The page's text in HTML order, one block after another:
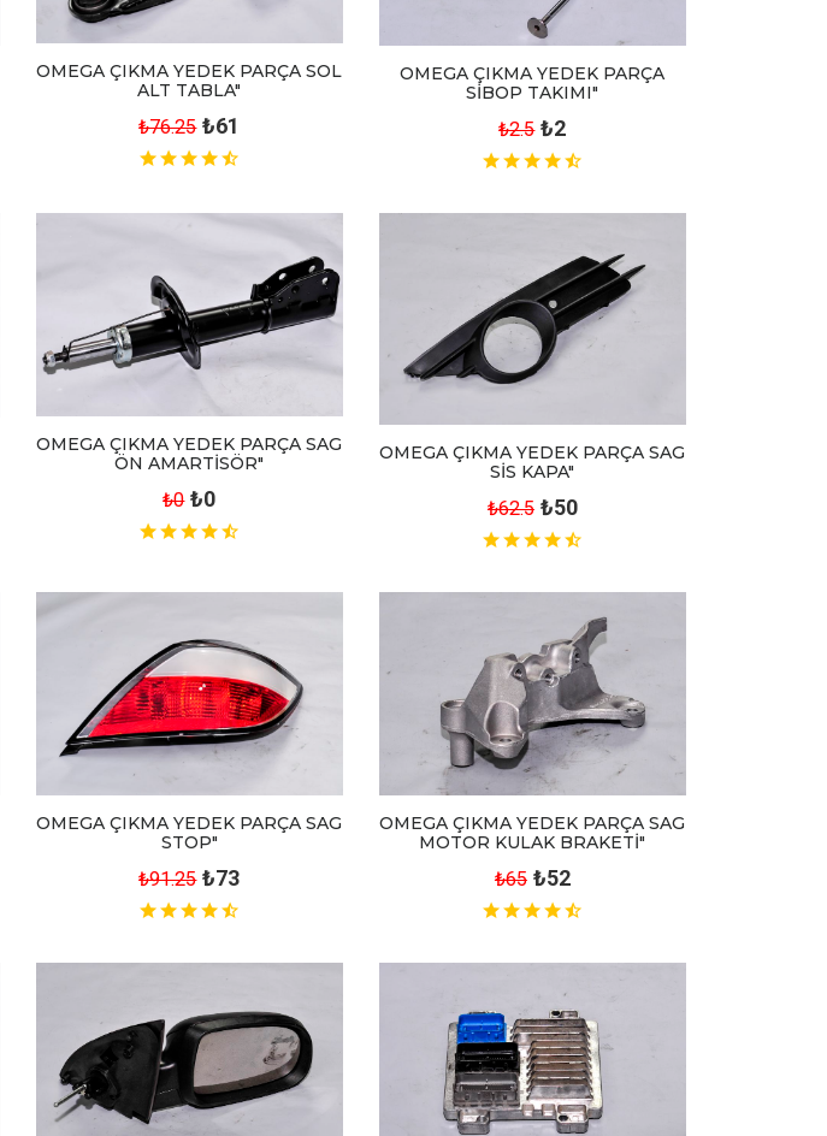
OMEGA ÇIKMA YEDEK PARÇA SOL
ALT TABLA"
₺76.25 ₺61
OMEGA ÇIKMA YEDEK PARÇA
SİBOP TAKIMI"
₺2.5 ₺2
OMEGA ÇIKMA YEDEK PARÇA SAG
ÖN AMARTİSÖR"
₺0 ₺0
OMEGA ÇIKMA YEDEK PARÇA SAG
SİS KAPA"
₺62.5 ₺50
OMEGA ÇIKMA YEDEK PARÇA SAG
STOP"
₺91.25 ₺73
OMEGA ÇIKMA YEDEK PARÇA SAG
MOTOR KULAK BRAKETİ"
₺65 ₺52